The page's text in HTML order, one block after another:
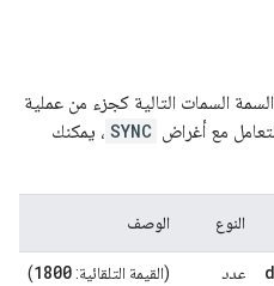
السمات التالية كجزء من عملية
مع أغراض SYNC ، يمكنك
النوع الوصف
عدد
(القيمة التلقائية:1800
)